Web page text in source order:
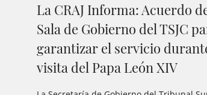
La CRAJ Informa: Acuerdo
Sala de Gobierno del TSJC
garantizar el servicio
visita del Papa León XIV